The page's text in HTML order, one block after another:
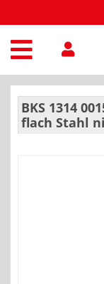
BKS 1314
flach Stahl